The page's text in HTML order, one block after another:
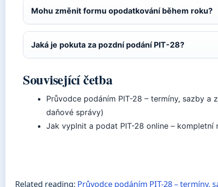
Mohu změnit formu opodatkování během roku?
Jaká je pokuta za pozdní podání PIT-28?
Související četba
Průvodce podáním PIT-28 – termíny, sazby
daňové správy)
Jak vyplnit a podat PIT-28 online –
Related reading: Průvodce podáním PIT-28 – termíny,